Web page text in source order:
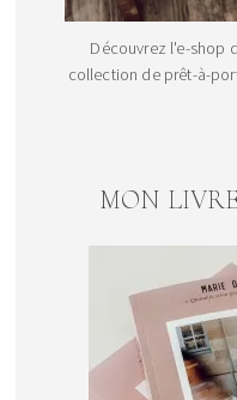
Découvrez l'e-shop
collection de prêt-à-
MON